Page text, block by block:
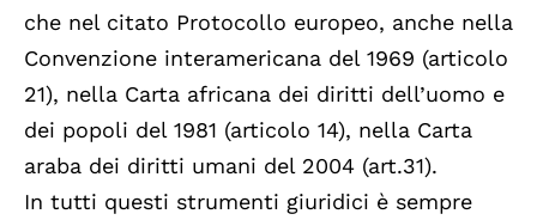
che nel citato Protocollo europeo, anche nella
Convenzione interamericana del 1969 (articolo
21), nella Carta africana dei diritti dell’uomo e
dei popoli del 1981 (articolo 14), nella Carta
araba dei diritti umani del 2004 (art.31).
In tutti questi strumenti giuridici è sempre